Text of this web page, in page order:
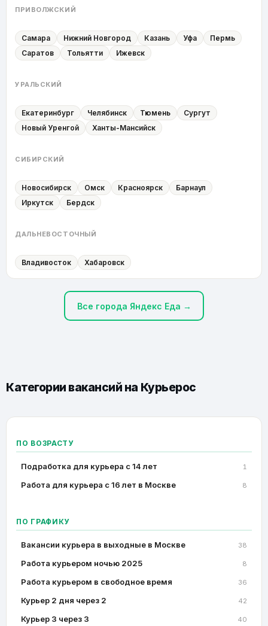
ПРИВОЛЖСКИЙ
Самара Нижний Новгород Казань Уфа
Пермь
Саратов
Тольятти Ижевск
УРАЛЬСКИЙ
Екатеринбург Челябинск Тюмень
Сургут
Новый Уренгой
Ханты-Мансийск
СИБИРСКИЙ
Новосибирск Омск Красноярск
Барнаул
Иркутск
Бердск
ДАЛЬНЕВОСТОЧНЫЙ
Владивосток Хабаровск
Все города Яндекс Еда →
Категории вакансий на Курьерос
ПО ВОЗРАСТУ
Подработка для курьера с 14 лет 1
Работа для курьера с 16 лет в Москве 8
ПО ГРАФИКУ
Вакансии курьера в выходные в Москве 38
Работа курьером ночью 2025 8
Работа курьером в свободное время 36
Курьер 2 дня через 2 42
Курьер 3 через 3 40